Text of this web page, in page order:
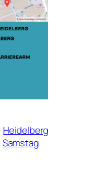
Heidelberg
Samstag